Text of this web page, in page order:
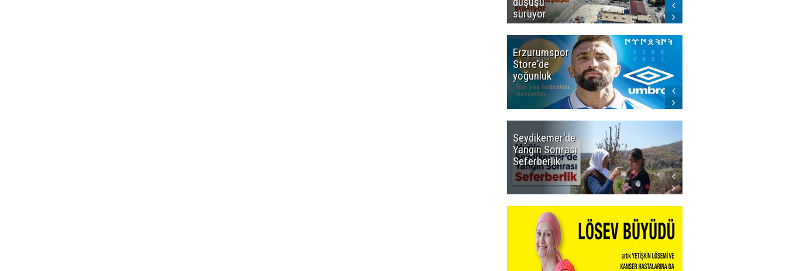
sürüyor
Erzurumspor
Store'de
yoğunluk
Seydikemer'de
Yangın Sonrası
Seferberlik